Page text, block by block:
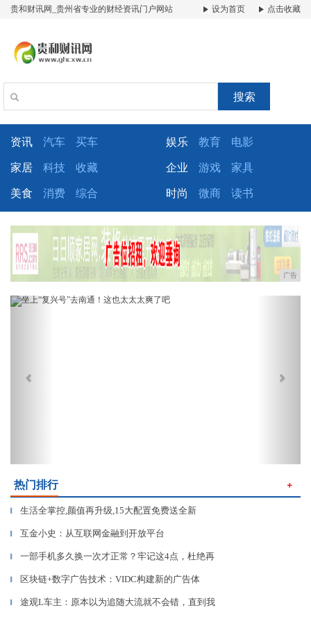
贵和财讯网_贵州省专业的财经资讯门户网站 设为首页 点击收藏
搜索
资讯 汽车 买车 娱乐 教育 电影
家居 科技 收藏 企业 游戏 家具
美食 消费 综合 时尚 微商 读书
广告
Previous
热门排行 ＋
▎ 生活全掌控,颜值再升级,15大配置免费送全新
▎ 互金小史：从互联网金融到开放平台
▎ 一部手机多久换一次才正常？牢记这4点，杜绝再
▎ 区块链+数字广告技术：VIDC构建新的广告体
▎ 途观L车主：原本以为追随大流就不会错，直到我